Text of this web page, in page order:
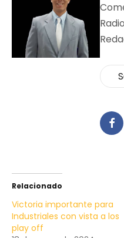
Relacionado
Victoria importante para
Industriales con vista a los
play off